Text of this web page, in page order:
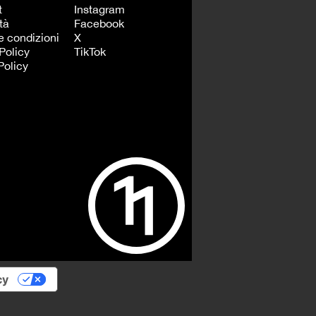
condizioni
Instagram
Facebook
X
TikTok